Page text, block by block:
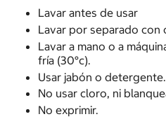
Lavar antes de usar
Lavar por separado con
Lavar a mano o a
fría (30°c).
Usar jabón o detergente.
No usar cloro, ni
No exprimir.